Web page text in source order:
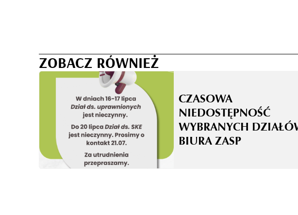
ZOBACZ RÓWNIEŻ
CZASOWA
NIEDOSTĘPNOŚĆ
WYBRANYCH
BIURA ZASP